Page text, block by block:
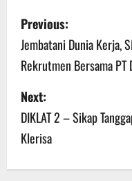
P
o
s
t
n
a
Previous:
Jembatani Dunia Kerja,
Rekrutmen Bersama PT
Next:
DIKLAT 2 – Sikap
Klerisa